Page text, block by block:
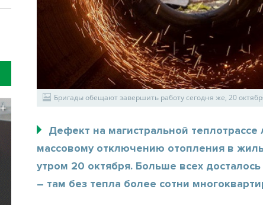
Бригады обещают завершить работу сегодня же, 20
Дефект на магистральной
массовому отключению отопления в
утром 20 октября. Больше всех
– там без тепла более сотни